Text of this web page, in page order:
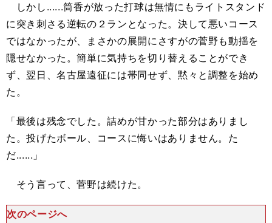
しかし......筒香が放った打球は無情にもライトスタンド
に突き刺さる逆転の２ランとなった。決して悪いコース
ではなかったが、まさかの展開にさすがの菅野も動揺を
隠せなかった。簡単に気持ちを切り替えることができ
ず、翌日、名古屋遠征には帯同せず、黙々と調整を始め
た。
「最後は残念でした。詰めが甘かった部分はありまし
た。投げたボール、コースに悔いはありません。た
だ......」
そう言って、菅野は続けた。
次のページへ